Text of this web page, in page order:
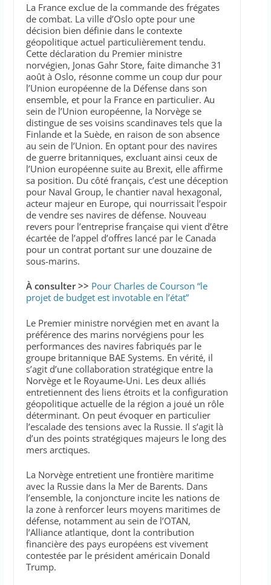
La France exclue de la commande des frégates
de combat. La ville d’Oslo opte pour une
décision bien définie dans le contexte
géopolitique actuel particulièrement tendu.
Cette déclaration du Premier ministre
norvégien, Jonas Gahr Store, faite dimanche 31
août à Oslo, résonne comme un coup dur pour
l’Union européenne de la Défense dans son
ensemble, et pour la France en particulier. Au
sein de l’Union européenne, la Norvège se
distingue de ses voisins scandinaves tels que la
Finlande et la Suède, en raison de son absence
au sein de l’Union. En optant pour des navires
de guerre britanniques, excluant ainsi ceux de
l’Union européenne suite au Brexit, elle affirme
sa position. Du côté français, c’est une déception
pour Naval Group, le chantier naval hexagonal,
acteur majeur en Europe, qui nourrissait l’espoir
de vendre ses navires de défense. Nouveau
revers pour l’entreprise française qui vient d’être
écartée de l’appel d’offres lancé par le Canada
pour un contrat portant sur une douzaine de
sous-marins.
À consulter >> Pour Charles de Courson “le
projet de budget est invotable en l’état”
Le Premier ministre norvégien met en avant la
préférence des marins norvégiens pour les
performances des navires fabriqués par le
groupe britannique BAE Systems. En vérité, il
s’agit d’une collaboration stratégique entre la
Norvège et le Royaume-Uni. Les deux alliés
entretiennent des liens étroits et la configuration
géopolitique actuelle de la région a joué un rôle
déterminant. On peut évoquer en particulier
l’escalade des tensions avec la Russie. Il s’agit là
d’un des points stratégiques majeurs le long des
mers arctiques.
La Norvège entretient une frontière maritime
avec la Russie dans la Mer de Barents. Dans
l’ensemble, la conjoncture incite les nations de
la zone à renforcer leurs moyens maritimes de
défense, notamment au sein de l’OTAN,
l’Alliance atlantique, dont la contribution
financière des pays européens est vivement
contestée par le président américain Donald
Trump.